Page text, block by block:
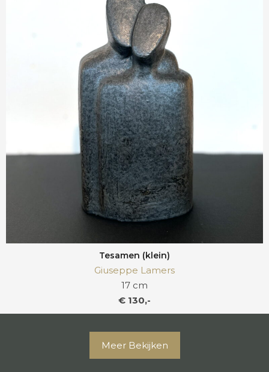
Tesamen (klein)
Giuseppe Lamers
17 cm
€ 130,-
Meer Bekijken